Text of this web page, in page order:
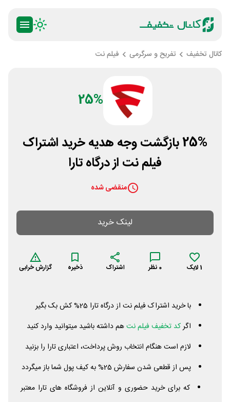
کانال تخفیف تفریح و سرگرمی فیلم نت
25%
25% بازگشت وجه هدیه خرید اشتراک
فیلم نت از درگاه تارا
منقضی شده
لینک خرید
1لایک 0 نظر اشتراک ذخیره گزارش خرابی
با خرید اشتراک فیلم نت از درگاه تارا 25% کش بک بگیر
اگرکد تخفیف فیلم نتهم داشته باشید میتوانید وارد کنید
لازم است هنگام انتخاب روش پرداخت، اعتباری تارا را بزنید
پس از قطعی شدن سفارش 25% به کیف پول شما باز میگردد
که برای خرید حضوری و آنلاین از فروشگاه های تارا معتبر